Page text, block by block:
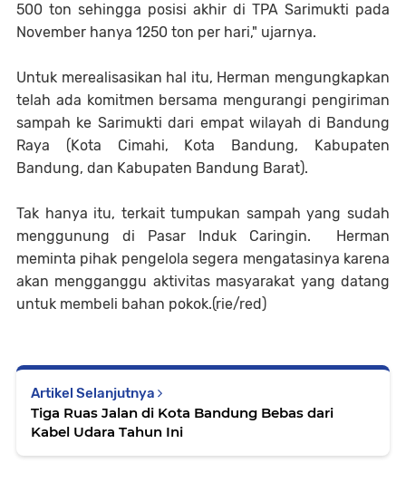
500 ton sehingga posisi akhir di TPA Sarimukti pada
November hanya 1250 ton per hari," ujarnya.
Untuk merealisasikan hal itu, Herman mengungkapkan
telah ada komitmen bersama mengurangi pengiriman
sampah ke Sarimukti dari empat wilayah di Bandung
Raya (Kota Cimahi, Kota Bandung, Kabupaten
Bandung, dan Kabupaten Bandung Barat).
Tak hanya itu, terkait tumpukan sampah yang sudah
menggunung di Pasar Induk Caringin. Herman
meminta pihak pengelola segera mengatasinya karena
akan mengganggu aktivitas masyarakat yang datang
untuk membeli bahan pokok.(rie/red)
Artikel Selanjutnya
Tiga Ruas Jalan di Kota Bandung Bebas dari
Kabel Udara Tahun Ini